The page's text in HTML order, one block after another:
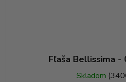
Fľaša Bellissima -
Skladom